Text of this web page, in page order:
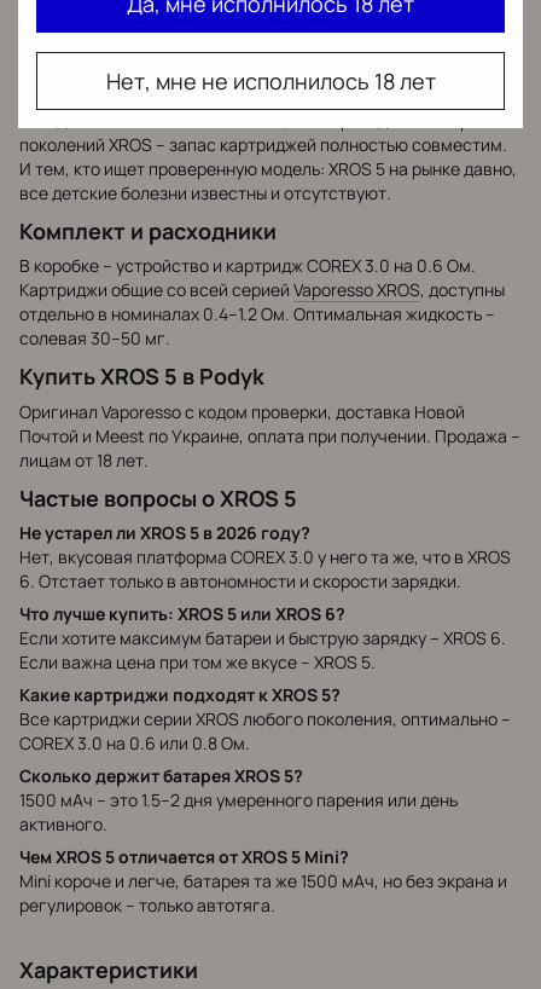
Нет, мне не исполнилось 18 лет
Кому XROS 5 подойдет лучше всего
Тем, кто заряжает подик дома каждый вечер и не нуждается в
поколений XROS – запас картриджей полностью совместим.
И тем, кто ищет проверенную модель: XROS 5 на рынке давно,
все детские болезни известны и отсутствуют.
Комплект и расходники
В коробке – устройство и картридж COREX 3.0 на 0.6 Ом.
Картриджи общие со всей серией Vaporesso XROS, доступны
отдельно в номиналах 0.4–1.2 Ом. Оптимальная жидкость –
солевая 30–50 мг.
Купить XROS 5 в Podyk
Оригинал Vaporesso с кодом проверки, доставка Новой
Почтой и Meest по Украине, оплата при получении. Продажа –
лицам от 18 лет.
Частые вопросы о XROS 5
Не устарел ли XROS 5 в 2026 году?
Нет, вкусовая платформа COREX 3.0 у него та же, что в XROS
6. Отстает только в автономности и скорости зарядки.
Что лучше купить: XROS 5 или XROS 6?
Если хотите максимум батареи и быструю зарядку – XROS 6.
Если важна цена при том же вкусе – XROS 5.
Какие картриджи подходят к XROS 5?
Все картриджи серии XROS любого поколения, оптимально –
COREX 3.0 на 0.6 или 0.8 Ом.
Сколько держит батарея XROS 5?
1500 мАч – это 1.5–2 дня умеренного парения или день
активного.
Чем XROS 5 отличается от XROS 5 Mini?
Mini короче и легче, батарея та же 1500 мАч, но без экрана и
регулировок – только автотяга.
Характеристики